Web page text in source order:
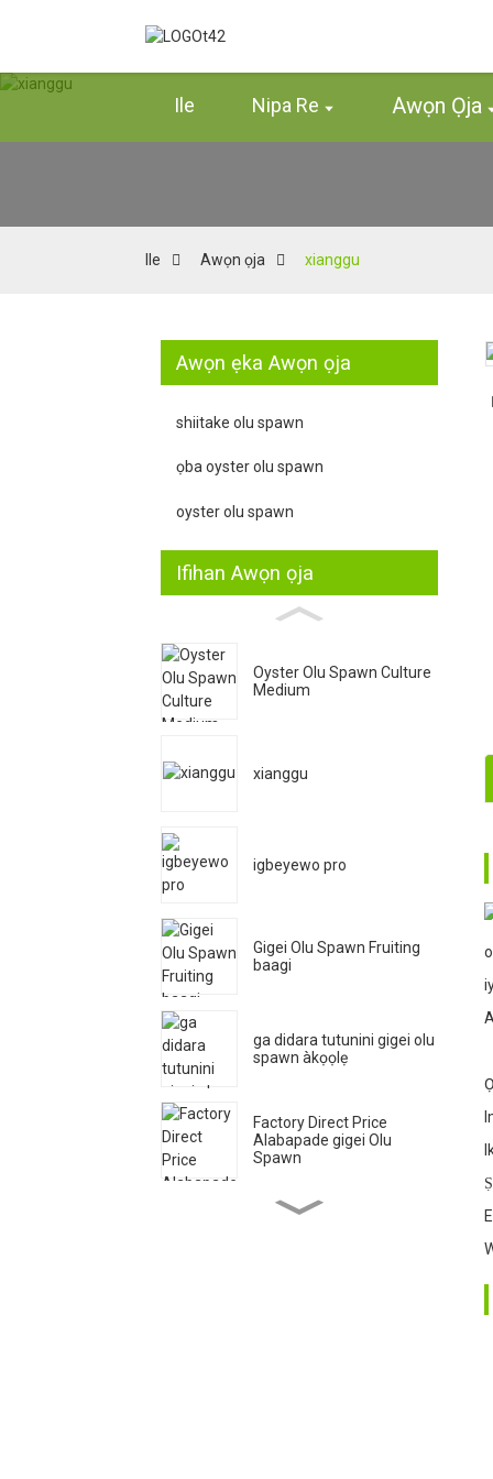
Ile Nipa Re Awọn Ọja
Ile Awọn ọja xianggu
Awọn ẹka Awọn ọja
shiitake olu spawn
ọba oyster olu spawn
oyster olu spawn
Ifihan Awọn ọja
Oyster Olu Spawn Culture
Medium
xianggu
igbeyewo pro
Gigei Olu Spawn Fruiting
baagi
ga didara tutunini gigei olu
spawn àkọọlẹ
Factory Direct Price
Alabapade gigei Olu
Spawn
Pleurotus Ostreatu Oyster
Loading...
Loading...